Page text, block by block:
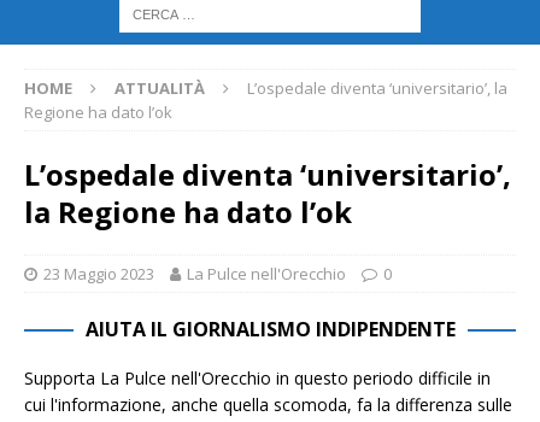
HOME ATTUALITÀ
L’ospedale diventa ‘universitario’, la
Regione ha dato l’ok
L’ospedale diventa ‘universitario’,
la Regione ha dato l’ok
23 Maggio 2023 La Pulce nell'Orecchio 0
AIUTA IL GIORNALISMO INDIPENDENTE
Supporta La Pulce nell'Orecchio in questo periodo difficile in
cui l'informazione, anche quella scomoda, fa la differenza sulle